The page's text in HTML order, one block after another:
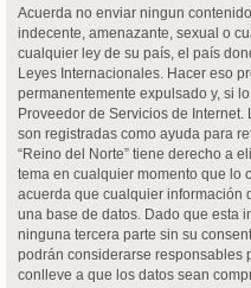
Acuerda no enviar ningun
indecente, amenazante, sexual o
cualquier ley de su país, el país
Leyes Internacionales. Hacer eso
permanentemente expulsado y, si
Proveedor de Servicios de
son registradas como ayuda para
“Reino del Norte” tiene derecho a
tema en cualquier momento que lo
acuerda que cualquier información
una base de datos. Dado que esta
ninguna tercera parte sin su
podrán considerarse responsables
conlleve a que los datos sean